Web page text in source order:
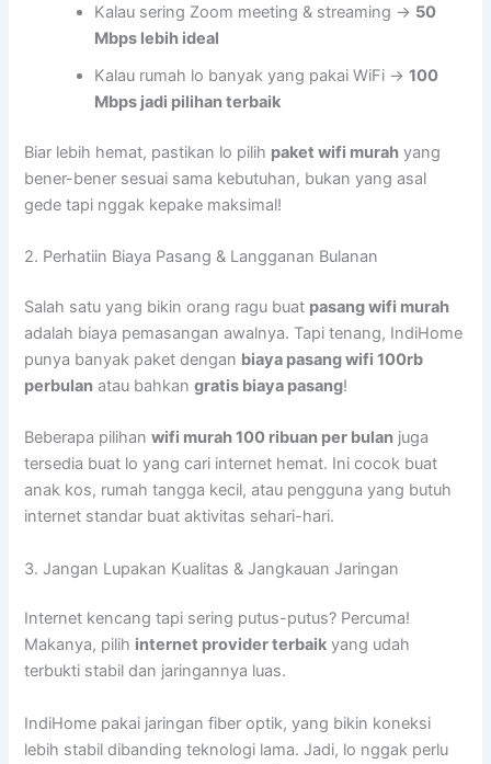
Kalau sering Zoom meeting & streaming → 50
Mbps lebih ideal
Kalau rumah lo banyak yang pakai WiFi →100
Mbps jadi pilihan terbaik
Biar lebih hemat, pastikan lo pilih paket wifi murah yang
bener-bener sesuai sama kebutuhan, bukan yang asal
gede tapi nggak kepake maksimal!
2. Perhatiin Biaya Pasang & Langganan Bulanan
Salah satu yang bikin orang ragu buat pasang wifi murah
adalah biaya pemasangan awalnya. Tapi tenang, IndiHome
punya banyak paket dengan biaya pasang wifi 100rb
perbulan atau bahkangratis biaya pasang!
Beberapa pilihanwifi murah 100 ribuan per bulan juga
tersedia buat lo yang cari internet hemat. Ini cocok buat
anak kos, rumah tangga kecil, atau pengguna yang butuh
internet standar buat aktivitas sehari-hari.
3. Jangan Lupakan Kualitas & Jangkauan Jaringan
Internet kencang tapi sering putus-putus? Percuma!
Makanya, pilih internet provider terbaik yang udah
terbukti stabil dan jaringannya luas.
IndiHome pakai jaringan fiber optik, yang bikin koneksi
lebih stabil dibanding teknologi lama. Jadi, lo nggak perlu